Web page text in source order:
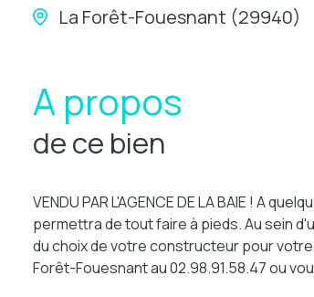
La Forêt-Fouesnant (29940)
A propos
de ce bien
VENDU PAR L'AGENCE DE LA BAIE ! A
permettra de tout faire à pieds. Au sein
du choix de votre constructeur pour
Forêt-Fouesnant au 02.98.91.58.47 ou